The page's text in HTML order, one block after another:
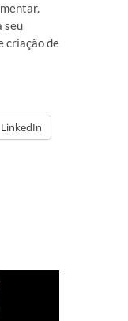
seu
criação de
LinkedIn